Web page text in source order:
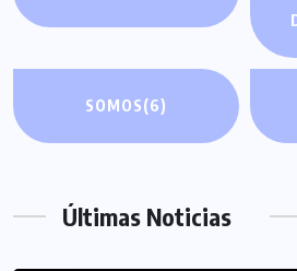
SOMOS(6)
Últimas Noticias